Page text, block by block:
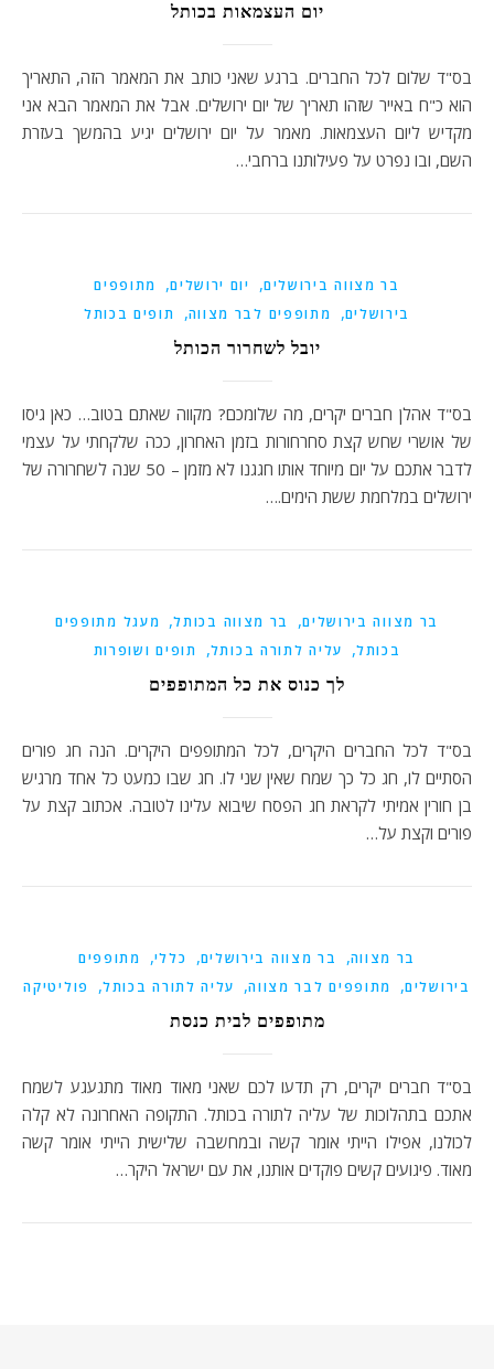
יום העצמאות בכותל
בס"ד שלום לכל החברים. ברגע שאני כותב את המאמר הזה, התאריך
הוא כ"ח באייר שזהו תאריך של יום ירושלים. אבל את המאמר הבא אני
מקדיש ליום העצמאות. מאמר על יום ירושלים יגיע בהמשך בעזרת
השם, ובו נפרט על פעילותנו ברחבי…
בר מצווה בירושלים, יום ירושלים,
מתופפים
בירושלים, מתופפים לבר מצווה, תופים בכותל
יובל לשחרור הכותל
בס"ד אהלן חברים יקרים, מה שלומכם? מקווה שאתם בטוב… כאן גיסו
של אושרי שחש קצת סחרחורות בזמן האחרון, ככה שלקחתי על עצמי
לדבר אתכם על יום מיוחד אותו חגגנו לא מזמן – 50 שנה לשחרורה של
ירושלים במלחמת ששת הימים.…
בר מצווה בירושלים, בר מצווה בכותל, מעגל מתופפים
בכותל, עליה לתורה בכותל, תופים ושופרות
לך כנוס את כל המתופפים
בס"ד לכל החברים היקרים, לכל המתופפים היקרים. הנה חג פורים
הסתיים לו, חג כל כך שמח שאין שני לו. חג שבו כמעט כל אחד מרגיש
בן חורין אמיתי לקראת חג הפסח שיבוא עלינו לטובה. אכתוב קצת על
פורים וקצת על…
בר מצווה, בר מצווה בירושלים, כללי,
מתופפים
בירושלים, מתופפים לבר מצווה, עליה לתורה בכותל, פוליטיקה
מתופפים לבית כנסת
בס"ד חברים יקרים, רק תדעו לכם שאני מאוד מאוד מתגעגע לשמח
אתכם בתהלוכות של עליה לתורה בכותל. התקופה האחרונה לא קלה
לכולנו, אפילו הייתי אומר קשה ובמחשבה שלישית הייתי אומר קשה
מאוד. פיגועים קשים פוקדים אותנו, את עם ישראל היקר…